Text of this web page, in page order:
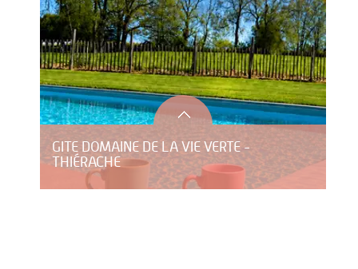
GITE DOMAINE DE LA VIE VERTE -
THIÉRACHE